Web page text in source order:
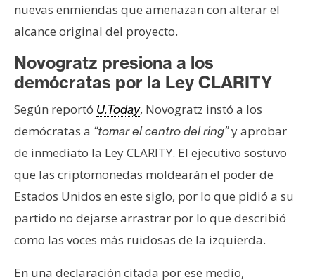
i
d
d
nuevas enmiendas que amenazan con alterar el
alcance original del proyecto.
Novogratz presiona a los
demócratas por la Ley CLARITY
Según reportó U.Today, Novogratz instó a los
demócratas a “tomar el centro del ring”y aprobar
de inmediato la Ley CLARITY. El ejecutivo sostuvo
que las criptomonedas moldearán el poder de
Estados Unidos en este siglo, por lo que pidió a su
partido no dejarse arrastrar por lo que describió
como las voces más ruidosas de la izquierda.
En una declaración citada por ese medio,